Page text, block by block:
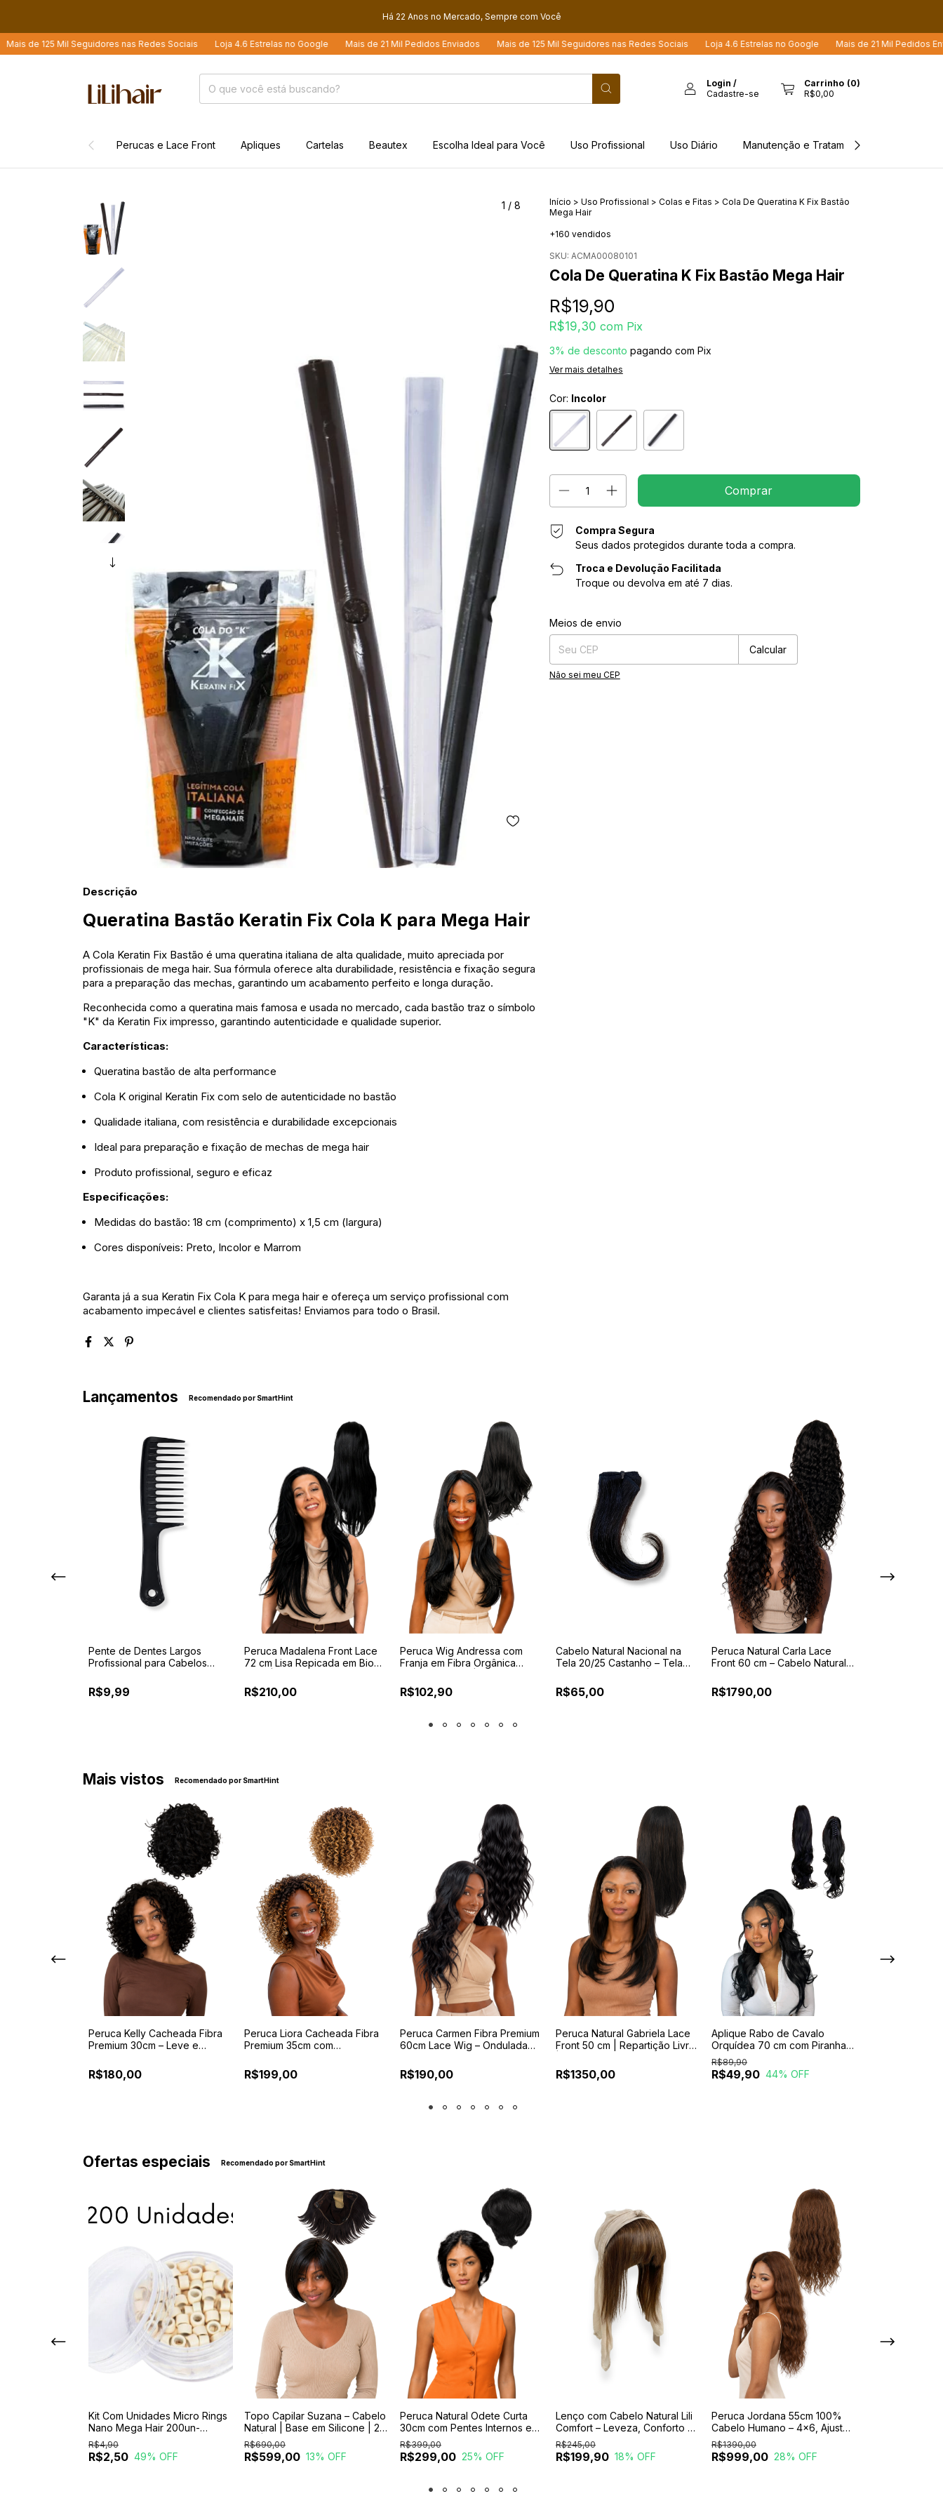
Há 22 Anos no Mercado, Sempre com Você
Seguidores nas Redes Sociais Loja 4.6 Estrelas no Google Mais de 21 Mil Pedidos Enviados Mais de 125 Mil Seguidores nas Redes Sociais Loja 4.6 Estrelas no Google Mais de 21 Mil Pedidos Enviados
Login /
Cadastre-se
Carrinho (0)
R$0,00
Perucas e Lace Front Apliques Cartelas Beautex Escolha Ideal para Você Uso Profissional Uso Diário Manutenção e Tratamento
1 / 8 Início > Uso Profissional > Colas e Fitas > Cola De Queratina K Fix Bastão
Mega Hair
+160 vendidos
SKU: ACMA00080101
Cola De Queratina K Fix Bastão Mega Hair
R$19,90
R$19,30 com Pix
3% de desconto pagando com Pix
Ver mais detalhes
Cor: Incolor
Compra Segura
Seus dados protegidos durante toda a compra.
Troca e Devolução Facilitada
Troque ou devolva em até 7 dias.
Entregas para o CEP:
Meios de envio
Calcular
Não sei meu CEP
Descrição
Queratina Bastão Keratin Fix Cola K para Mega Hair
A Cola Keratin Fix Bastão é uma queratina italiana de alta qualidade, muito apreciada por
profissionais de mega hair. Sua fórmula oferece alta durabilidade, resistência e fixação segura
para a preparação das mechas, garantindo um acabamento perfeito e longa duração.
Reconhecida como a queratina mais famosa e usada no mercado, cada bastão traz o símbolo
"K" da Keratin Fix impresso, garantindo autenticidade e qualidade superior.
Características:
Queratina bastão de alta performance
Cola K original Keratin Fix com selo de autenticidade no bastão
Qualidade italiana, com resistência e durabilidade excepcionais
Ideal para preparação e fixação de mechas de mega hair
Produto profissional, seguro e eficaz
Especificações:
Medidas do bastão: 18 cm (comprimento) x 1,5 cm (largura)
Cores disponíveis: Preto, Incolor e Marrom
Garanta já a sua Keratin Fix Cola K para mega hair e ofereça um serviço profissional com
acabamento impecável e clientes satisfeitas! Enviamos para todo o Brasil.
Lançamentos Recomendado por SmartHint
Pente de Dentes Largos
Profissional para Cabelos
Ondulados e Perucas
R$9,99
Peruca Madalena Front Lace
72 cm Lisa Repicada em Bio
R$210,00
Peruca Wig Andressa com
Franja em Fibra Orgânica
Realista e Caimento Leve
R$102,90
Cabelo Natural Nacional na
Tela 20/25 Castanho – Tela
20 cm
R$65,00
Peruca Natural Carla Lace
Front 60 cm – Cabelo Natural
R$1790,00
Mais vistos Recomendado por SmartHint
Peruca Kelly Cacheada Fibra
Premium 30cm – Leve e
R$180,00
Peruca Liora Cacheada Fibra
Premium 35cm com
R$199,00
Peruca Carmen Fibra Premium
60cm Lace Wig – Ondulada
Internos
R$190,00
Peruca Natural Gabriela Lace
Front 50 cm | Repartição Livre
R$1350,00
Aplique Rabo de Cavalo
Orquídea 70 cm com Piranha -
Volume Natural
R$49,90
R$89,90
44% OFF
Ofertas especiais Recomendado por SmartHint
Kit Com Unidades Micro Rings
Nano Mega Hair 200un-
Microlink
R$2,50
R$4,90
49% OFF
Topo Capilar Suzana – Cabelo
Natural | Base em Silicone | 25
cm | 5 Pentes Internos
R$599,00
R$690,00
13% OFF
Peruca Natural Odete Curta
30cm com Pentes Internos e
Regulador
R$299,00
R$399,00
25% OFF
Lenço com Cabelo Natural Lili
Comfort – Leveza, Conforto e
Naturalidade em Todos os
Momentos
R$199,90
R$245,00
18% OFF
Peruca Jordana 55cm 100%
Cabelo Humano – 4x6, Ajuste
Perfeito e Fixação Segura
R$999,00
R$1390,00
28% OFF